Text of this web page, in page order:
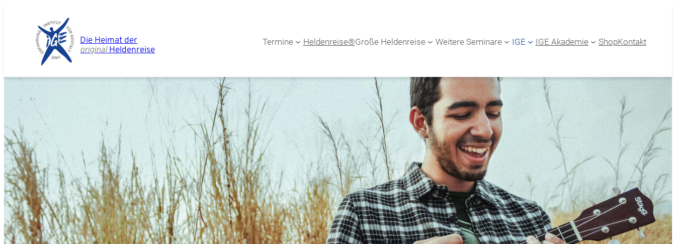
Die Heimat der
originalHeldenreise
Termine Heldenreise®Große Heldenreise Weitere Seminare IGE IGE Akademie ShopKontakt